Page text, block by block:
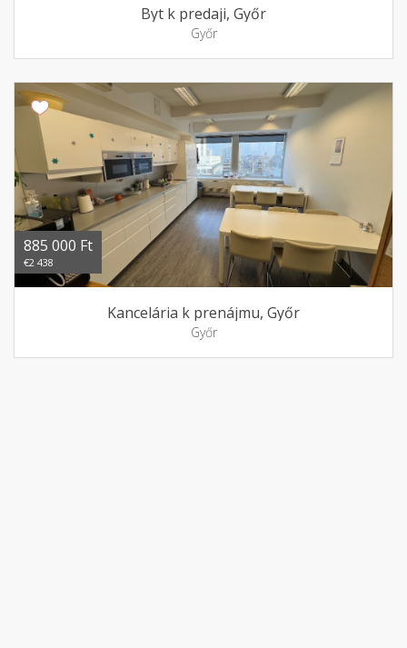
Byt k predaji, Győr
Győr
885 000 Ft
€2 438
Kancelária k prenájmu, Győr
Győr